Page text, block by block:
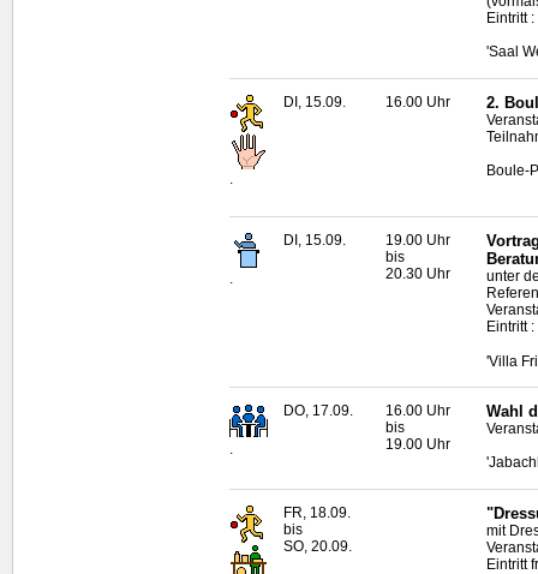
Eintritt
'Saal
.
DI, 15.09. 16.00 Uhr 2.
Boule-
.
DI, 15.09.
19.00 Uhr
bis
20.30 Uhr
unter
Eintritt
'Villa
.
DO, 17.09.
16.00 Uhr
bis
19.00 Uhr
Wahl
FR, 18.09.
bis
SO, 20.09.
mit
Eintritt